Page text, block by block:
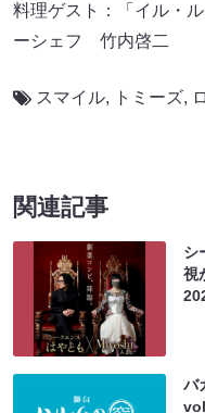
料理ゲスト：「イル・
ーシェフ 竹内啓二
スマイル, トミーズ,
関連記事
シ
視
バ